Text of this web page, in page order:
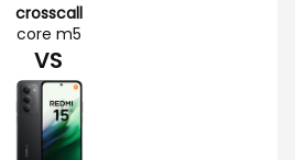
crosscall
core m5
VS